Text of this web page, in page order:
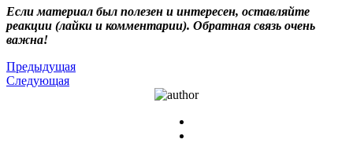
Если материал был полезен и интересен, оставляйте
реакции (лайки и комментарии). Обратная связь очень
важна!
Предыдущая
Следующая